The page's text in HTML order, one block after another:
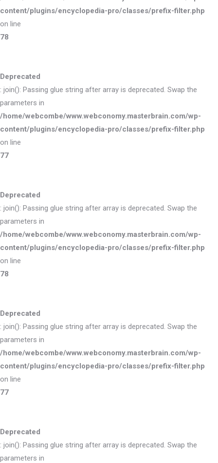
content/plugins/encyclopedia-pro/classes/prefix-filter.php
on line
78
Deprecated
: join(): Passing glue string after array is deprecated. Swap the
parameters in
/home/webcombe/www.webconomy.masterbrain.com/wp-
content/plugins/encyclopedia-pro/classes/prefix-filter.php
on line
77
Deprecated
: join(): Passing glue string after array is deprecated. Swap the
parameters in
/home/webcombe/www.webconomy.masterbrain.com/wp-
content/plugins/encyclopedia-pro/classes/prefix-filter.php
on line
78
Deprecated
: join(): Passing glue string after array is deprecated. Swap the
parameters in
/home/webcombe/www.webconomy.masterbrain.com/wp-
content/plugins/encyclopedia-pro/classes/prefix-filter.php
on line
77
Deprecated
: join(): Passing glue string after array is deprecated. Swap the
parameters in